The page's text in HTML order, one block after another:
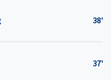
38'
37'